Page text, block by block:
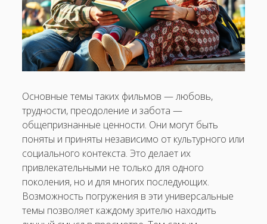
Основные темы таких фильмов — любовь,
трудности, преодоление и забота —
общепризнанные ценности. Они могут быть
поняты и приняты независимо от культурного или
социального контекста. Это делает их
привлекательными не только для одного
поколения, но и для многих последующих.
Возможность погружения в эти универсальные
темы позволяет каждому зрителю находить